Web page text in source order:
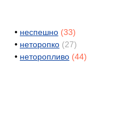
• неспешно (33)
• неторопко (27)
• неторопливо (44)